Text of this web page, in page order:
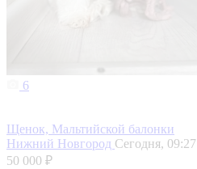
6
Щенок, Мальтийской балонки
Нижний Новгород Сегодня, 09:27
50 000 ₽